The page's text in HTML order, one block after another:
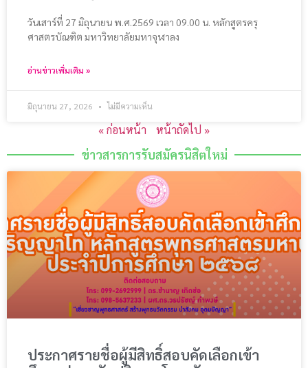
วันเสาร์ที่ 27 มิถุนายน พ.ศ.2569 เวลา 09.00 น. หลักสูตรครุ
ศาสตรบัณฑิต มหาวิทยาลัยมหาจุฬาลง
อ่านข่าวเพิ่มเติม »
มิถุนายน 27, 2026 ไม่มีความเห็น
« ก่อนหน้า หน้าถัดไป »
ข่าวสารการรับสมัครนิสิตใหม่​
ประกาศรายชื่อผู้มีสิทธิ์สอบคัดเลือกเข้า